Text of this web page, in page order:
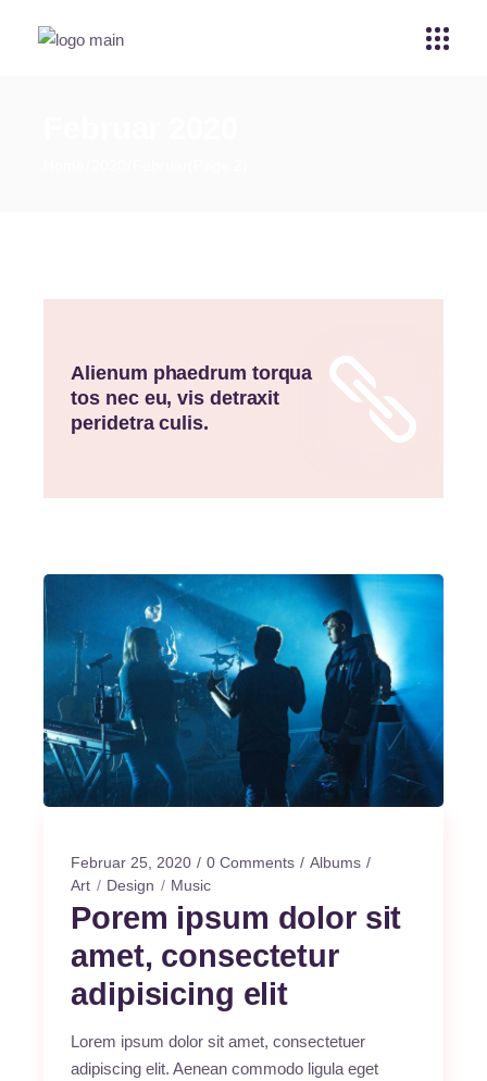
Alienum phaedrum torqua
tos nec eu, vis detraxit
peridetra culis.
Februar 25, 2020 0 Comments
Albums
Art
Design Music
Porem ipsum dolor sit
amet, consectetur
adipisicing elit
Lorem ipsum dolor sit amet, consectetuer
adipiscing elit. Aenean commodo ligula eget